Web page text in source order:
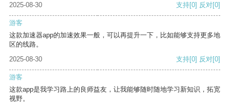
2025-08-30
支持[0] 反对[0]
游客
这款加速器app的加速效果一般，可以再提升一下，比如能够支持更多地
区的线路。
2025-08-30
支持[0] 反对[0]
游客
这款app是我学习路上的良师益友，让我能够随时随地学习新知识，拓宽
视野。